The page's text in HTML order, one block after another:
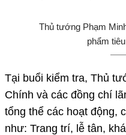
Thủ tướng Phạm
phẩm
Tại buổi kiểm tra, Thủ
Chính và các đồng chí
tổng thể các hoạt động,
như: Trang trí, lễ tân,